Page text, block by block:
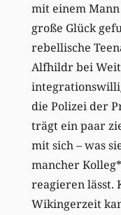
mit einem
große Glück
rebellische
Alfhildr bei
die Polizei der
trägt ein paar
mit sich – was
mancher
reagieren lässt.
Wikingerzeit